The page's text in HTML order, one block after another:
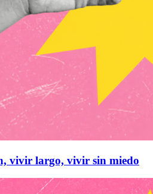
vivir largo, vivir sin miedo